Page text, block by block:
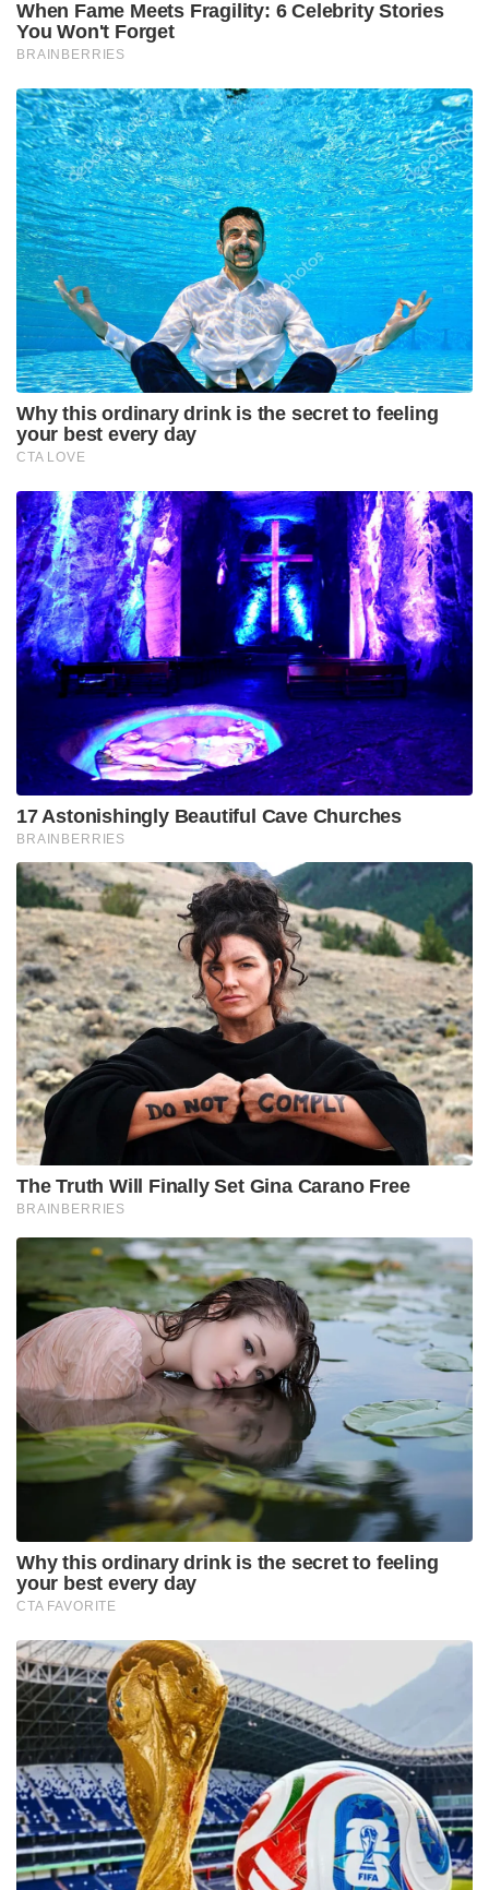
When Fame Meets Fragility: 6 Celebrity Stories
You Won't Forget
BRAINBERRIES
Why this ordinary drink is the secret to feeling
your best every day
CTA LOVE
17 Astonishingly Beautiful Cave Churches
BRAINBERRIES
The Truth Will Finally Set Gina Carano Free
BRAINBERRIES
Why this ordinary drink is the secret to feeling
your best every day
CTA FAVORITE